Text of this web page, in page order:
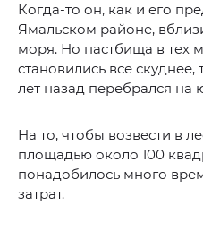
Когда-то он, как и его
Ямальском районе,
моря. Но пастбища в тех
становились все
лет назад перебрался
На то, чтобы возвести в
площадью около 100
понадобилось много
затрат.